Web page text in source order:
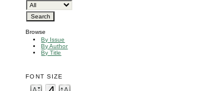
Browse
By Issue
By Author
By Title
FONT SIZE